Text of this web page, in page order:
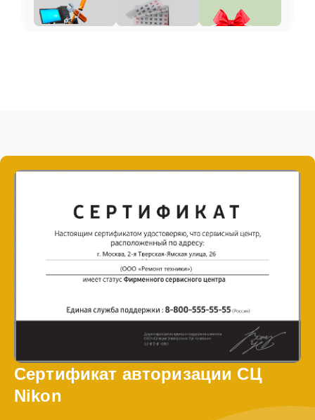
Сертификат авторизации СЦ
Nikon